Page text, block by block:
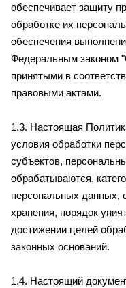
обеспечивает защиту
обработке их
обеспечения
Федеральным законом
принятыми в
правовыми актами.
1.3. Настоящая
условия обработки
субъектов,
обрабатываются,
персональных данных,
хранения, порядок
достижении целей
законных оснований.
1.4. Настоящий